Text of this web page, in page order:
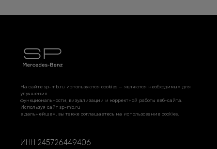
На сайте sp-mb.ru используются cookies — являются необходимым для
улучшения
функциональности, визуализации и корректной работы веб-сайта.
Используя сайт sp-mb.ru
в дальнейшем, вы также соглашаетесь на использование cookies.
ИНН 245726449406